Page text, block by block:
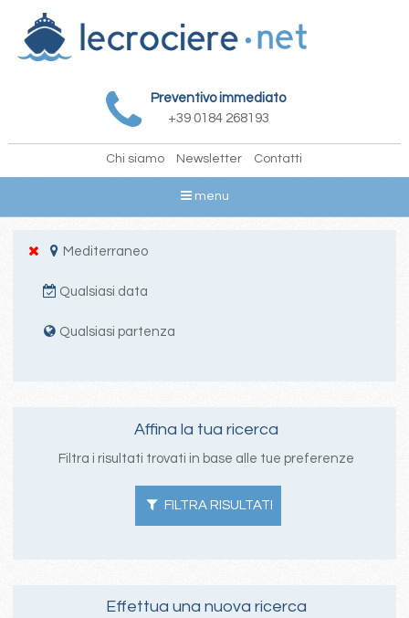
Preventivo immediato
+39 0184 268193
Chi siamo Newsletter Contatti
menu
Mediterraneo
Qualsiasi data
Qualsiasi partenza
Affina la tua ricerca
Filtra i risultati trovati in base alle tue preferenze
FILTRA RISULTATI
Effettua una nuova ricerca